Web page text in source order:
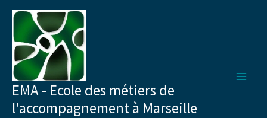
Aller
contenu
EMA - Ecole des métiers de
l'accompagnement à Marseille